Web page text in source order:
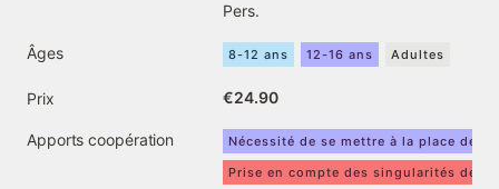
Pers.
Âges 8-12 ans 12-16 ans Adultes
Prix €24.90
Apports coopération
Nécessité de se mettre à la place de
Prise en compte des singularités de